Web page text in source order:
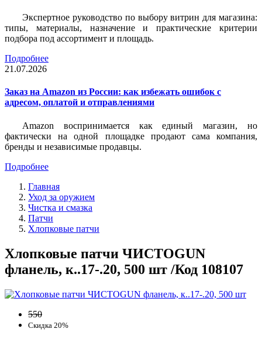
Экспертное руководство по выбору витрин для магазина:
типы, материалы, назначение и практические критерии
подбора под ассортимент и площадь.
Подробнее
21.07.2026
Заказ на Amazon из России: как избежать ошибок с
адресом, оплатой и отправлениями
Amazon воспринимается как единый магазин, но
фактически на одной площадке продают сама компания,
бренды и независимые продавцы.
Подробнее
Главная
Уход за оружием
Чистка и смазка
Патчи
Хлопковые патчи
Хлопковые патчи ЧИСТОGUN
фланель, к..17-.20, 500 шт /Код 108107
550
Скидка 20%